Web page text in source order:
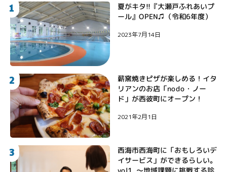
1 夏がキタ!!『大瀬戸ふれあいプ
ール』OPEN♫（令和6年度）
2023年7月14日
2 薪窯焼きピザが楽しめる！イタ
リアンのお店「nodo・ノー
ド」が西彼町にオープン！
2021年2月1日
3
西海市西海町に「おもしろいデ
イサービス」ができるらしい。